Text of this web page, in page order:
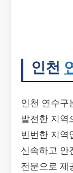
인천
인천 연수구
발전한 지역
빈번한 지역
신속하고 안
전문으로 제